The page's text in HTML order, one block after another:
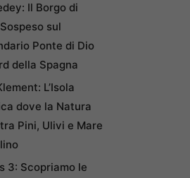
Il Borgo di
sul
Ponte di Dio
della Spagna
L’Isola
dove la Natura
Pini, Ulivi e Mare
3: Scopriamo le